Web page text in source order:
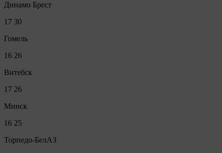
Динамо Брест
17 30
Гомель
16 26
Витебск
17 26
Минск
16 25
Торпедо-БелАЗ